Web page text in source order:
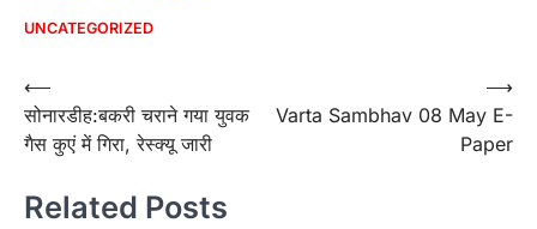
UNCATEGORIZED
Post
navigation
⟵
सोनारडीह:बकरी चराने गया युवक
गैस कुएं में गिरा, रेस्क्यू जारी
Varta Sambhav 08 May E-
Paper
⟶
Related Posts